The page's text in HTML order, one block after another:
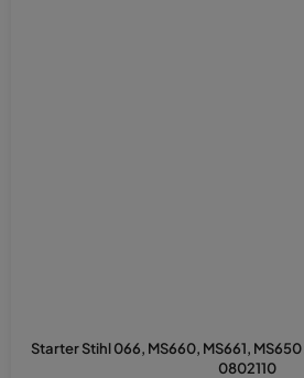
Starter Stihl 066, MS660, MS661,
0802110